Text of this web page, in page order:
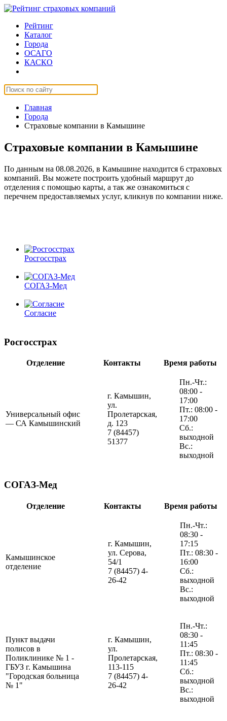
Рейтинг
Каталог
Города
ОСАГО
КАСКО
Главная
Города
Страховые компании в Камышине
Страховые компании в Камышине
По данным на 08.08.2026, в Камышине находится 6 страховых
компаний. Вы можете построить удобный маршрут до
отделения с помощью карты, а так же ознакомиться с
перечнем предоставляемых услуг, кликнув по компании ниже.
Росгосстрах
СОГАЗ-Мед
Согласие
Росгосстрах
Отделение Контакты Время работы
Универсальный офис
— СА Камышинский
г. Камышин,
ул.
Пролетарская,
д. 123
7 (84457)
51377
Пн.-Чт.:
08:00 -
17:00
Пт.: 08:00 -
17:00
Сб.:
выходной
Вс.:
выходной
СОГАЗ-Мед
Отделение Контакты Время работы
Камышинское
отделение
г. Камышин,
ул. Серова,
54/1
7 (84457) 4-
26-42
Пн.-Чт.:
08:30 -
17:15
Пт.: 08:30 -
16:00
Сб.:
выходной
Вс.:
выходной
Пункт выдачи
полисов в
Поликлинике № 1 -
ГБУЗ г. Камышина
"Городская больница
№ 1"
г. Камышин,
ул.
Пролетарская,
113-115
7 (84457) 4-
26-42
Пн.-Чт.:
08:30 -
11:45
Пт.: 08:30 -
11:45
Сб.:
выходной
Вс.:
выходной